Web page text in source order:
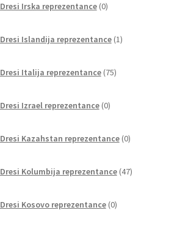
Dresi Irska reprezentance 0izdelkov
Dresi Islandija reprezentance 1izdelek
Dresi Italija reprezentance 75izdelkov
Dresi Izrael reprezentance 0izdelkov
Dresi Kazahstan reprezentance 0izdelkov
Dresi Kolumbija reprezentance 47izdelkov
Dresi Kosovo reprezentance 0izdelkov